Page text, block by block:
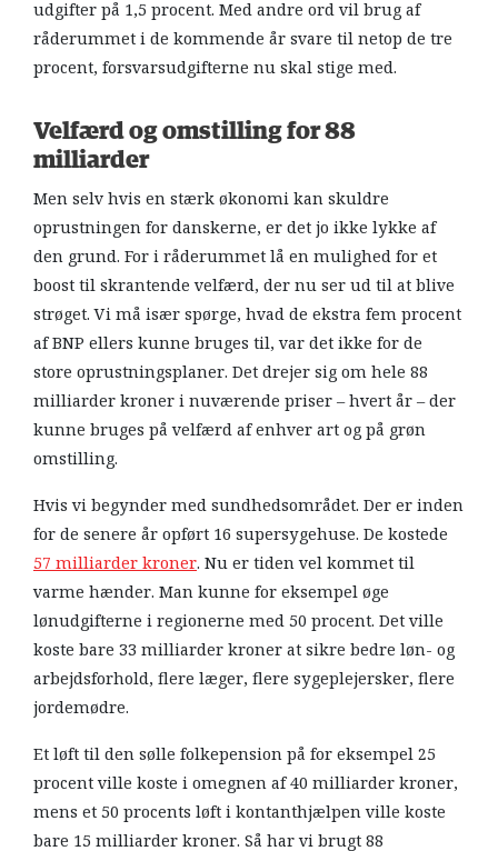
udgifter på 1,5 procent. Med andre ord vil brug af
råderummet i de kommende år svare til netop de tre
procent, forsvarsudgifterne nu skal stige med.
Velfærd og omstilling for 88
milliarder
Men selv hvis en stærk økonomi kan skuldre
oprustningen for danskerne, er det jo ikke lykke af
den grund. For i råderummet lå en mulighed for et
boost til skrantende velfærd, der nu ser ud til at blive
strøget. Vi må især spørge, hvad de ekstra fem procent
af BNP ellers kunne bruges til, var det ikke for de
store oprustningsplaner. Det drejer sig om hele 88
milliarder kroner i nuværende priser – hvert år – der
kunne bruges på velfærd af enhver art og på grøn
omstilling.
Hvis vi begynder med sundhedsområdet. Der er inden
for de senere år opført 16 supersygehuse. De kostede
57 milliarder kroner. Nu er tiden vel kommet til
varme hænder. Man kunne for eksempel øge
lønudgifterne i regionerne med 50 procent. Det ville
koste bare 33 milliarder kroner at sikre bedre løn- og
arbejdsforhold, flere læger, flere sygeplejersker, flere
jordemødre.
Et løft til den sølle folkepension på for eksempel 25
procent ville koste i omegnen af 40 milliarder kroner,
mens et 50 procents løft i kontanthjælpen ville koste
bare 15 milliarder kroner. Så har vi brugt 88